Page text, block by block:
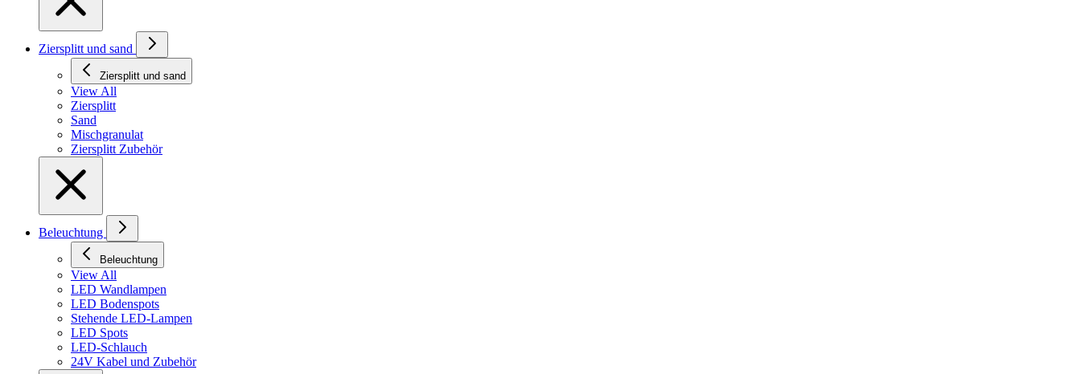
Ziersplitt und sand
Ziersplitt und sand
View All
Ziersplitt
Sand
Mischgranulat
Ziersplitt Zubehör
Beleuchtung
Beleuchtung
View All
LED Wandlampen
LED Bodenspots
Stehende LED-Lampen
LED Spots
LED-Schlauch
24V Kabel und Zubehör